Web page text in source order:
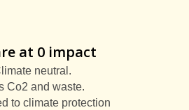
at 0 impact
neutral.
Co2 and waste.
to climate protection